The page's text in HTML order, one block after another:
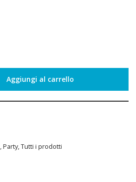
Aggiungi al carrello
,Party,Tutti i prodotti